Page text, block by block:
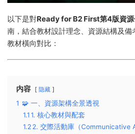
以下是對Ready for B2 First第4版資
南，結合教材設計理念、資源結構及備
教材橫向對比：
内容 隐藏
1 🧩 ​一、資源架構全景透視​
1.1​1. 核心教材與配套​
1.2 ​2. 交際活動庫（Communicative